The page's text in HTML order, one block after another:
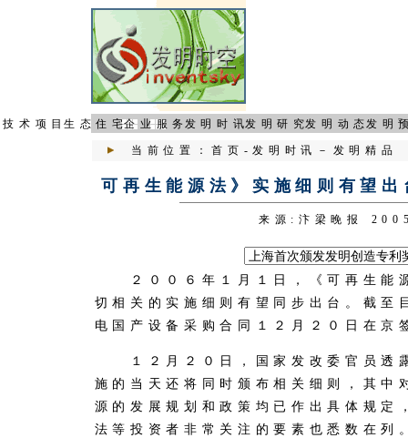
术项目生态住宅企业服务发明时讯发明研究发明动态发明
当前位置：首页 -发明时讯 － 发明精品
可再生能源法》实施细则有望
来源 :汴梁晚报
２００６年１月１日，《可再生能
切相关的实施细则有望同步出台。截至
电国产设备采购合同１２月２０日在京
１２月２０日，国家发改委官员透
施的当天还将同时颁布相关细则，其中
源的发展规划和政策均已作出具体规定
法等投资者非常关注的要素也悉数在列